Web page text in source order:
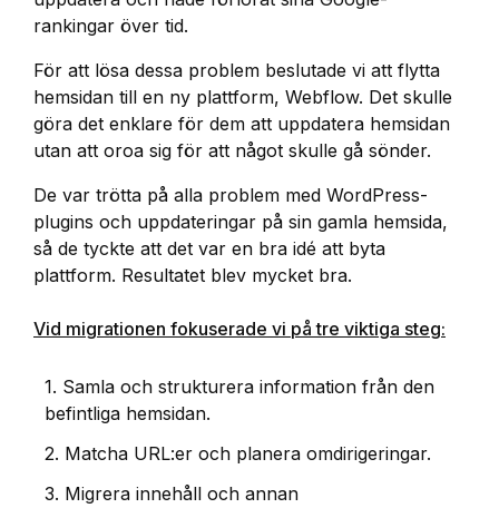
rankingar över tid.
För att lösa dessa problem beslutade vi att flytta
hemsidan till en ny plattform, Webflow. Det skulle
göra det enklare för dem att uppdatera hemsidan
utan att oroa sig för att något skulle gå sönder.
De var trötta på alla problem med WordPress-
plugins och uppdateringar på sin gamla hemsida,
så de tyckte att det var en bra idé att byta
plattform. Resultatet blev mycket bra.
Vid migrationen fokuserade vi på tre viktiga steg:
1. Samla och strukturera information från den
befintliga hemsidan.
2. Matcha URL:er och planera omdirigeringar.
3. Migrera innehåll och annan